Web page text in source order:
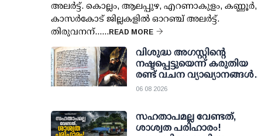
അലര്‍ട്ട്. കൊല്ലം, ആലപ്പുഴ, എറണാകുളം, കണ്ണൂര്‍,
കാസര്‍കോട് ജില്ലകളില്‍ ഓറഞ്ച് അലര്‍ട്ട്.
തിരുവനന്...... READ MORE
വിശുദ്ധ അഗസ്റ്റിന്റെ
നഷ്ടപ്പെട്ടുയെന്ന് കരുതിയ
രണ്ട് വചന വ്യാഖ്യാനങ്ങൾ
കണ്ടെത്തി; ചരിത്രപരമായ
രൂപത
06 08 2026
സഹതാപമല്ല വേണ്ടത്,
ശാശ്വത പരിഹാരം!